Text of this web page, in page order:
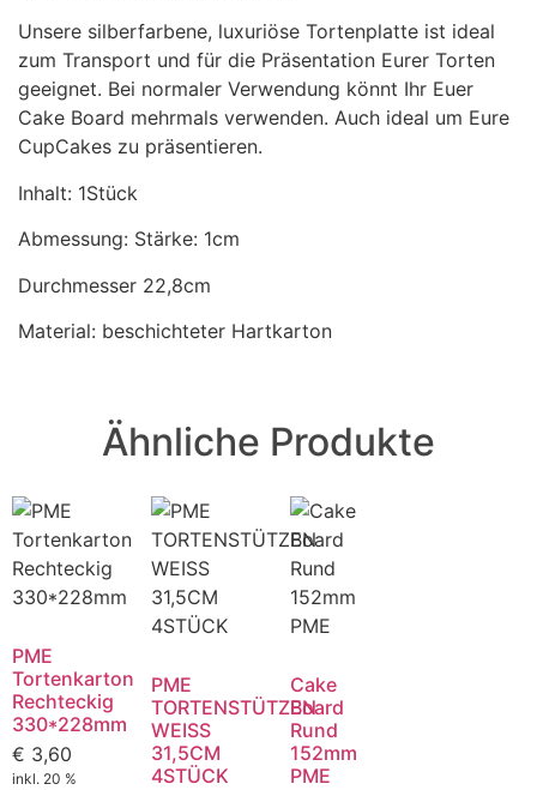
Unsere silberfarbene, luxuriöse Tortenplatte ist ideal
zum Transport und für die Präsentation Eurer Torten
geeignet. Bei normaler Verwendung könnt Ihr Euer
Cake Board mehrmals verwenden. Auch ideal um Eure
CupCakes zu präsentieren.
Inhalt: 1Stück
Abmessung: Stärke: 1cm
Durchmesser 22,8cm
Material: beschichteter Hartkarton
Ähnliche Produkte
PME
Tortenkarton
Rechteckig
330*228mm
€ 3,60
inkl. 20 %
PME
TORTENSTÜTZEN
WEISS
31,5CM
4STÜCK
Cake
Board
Rund
152mm
PME